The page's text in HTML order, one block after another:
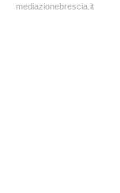
mediazionebrescia.it